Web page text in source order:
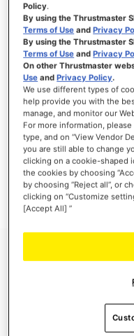
NIEUWE KLANTEN
Het aanmaken van een account
één adres registreren, volgen van
Policy.
By using the Thrustmaster
Terms of Use andPrivacy
By using the Thrustmaster
Terms of Use andPrivacy
On other Thrustmaster
Use andPrivacy Policy.
We use different types of
help provide you with the
manage, and monitor our
For more information,
type, and on “View Vendor
you are still able to change
clicking on a cookie-shaped
the cookies by choosing
by choosing “Reject all”, or
clicking on “Customize
[Accept All] ”